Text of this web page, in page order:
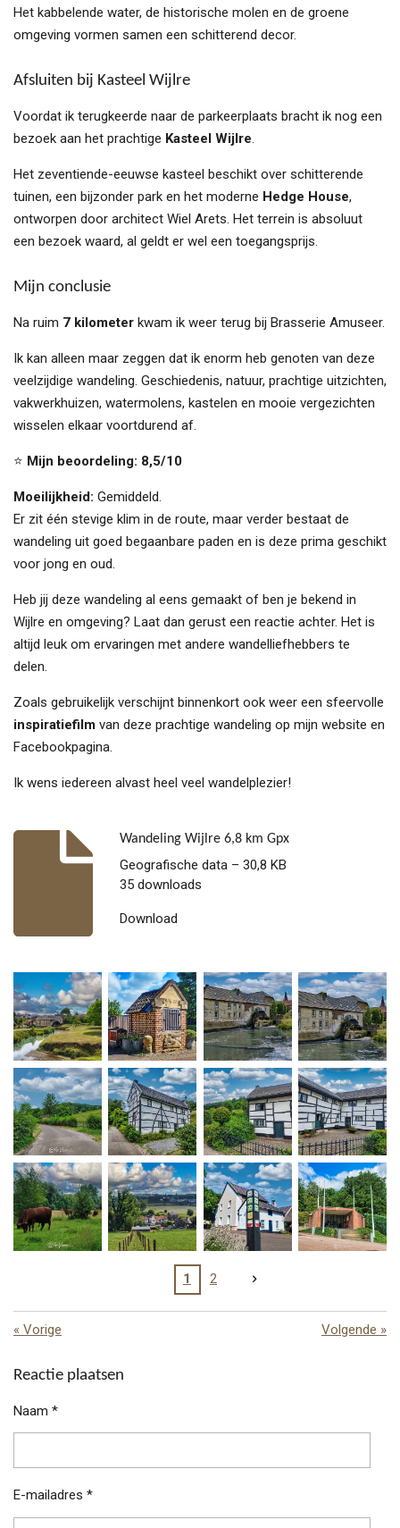
Het kabbelende water, de historische molen en de groene
omgeving vormen samen een schitterend decor.
Afsluiten bij Kasteel Wijlre
Voordat ik terugkeerde naar de parkeerplaats bracht ik nog een
bezoek aan het prachtige Kasteel Wijlre.
Het zeventiende-eeuwse kasteel beschikt over schitterende
tuinen, een bijzonder park en het moderne Hedge House,
ontworpen door architect Wiel Arets. Het terrein is absoluut
een bezoek waard, al geldt er wel een toegangsprijs.
Mijn conclusie
Na ruim 7 kilometer kwam ik weer terug bij Brasserie Amuseer.
Ik kan alleen maar zeggen dat ik enorm heb genoten van deze
veelzijdige wandeling. Geschiedenis, natuur, prachtige uitzichten,
vakwerkhuizen, watermolens, kastelen en mooie vergezichten
wisselen elkaar voortdurend af.
⭐ Mijn beoordeling: 8,5/10
Moeilijkheid: Gemiddeld.
Er zit één stevige klim in de route, maar verder bestaat de
wandeling uit goed begaanbare paden en is deze prima geschikt
voor jong en oud.
Heb jij deze wandeling al eens gemaakt of ben je bekend in
Wijlre en omgeving? Laat dan gerust een reactie achter. Het is
altijd leuk om ervaringen met andere wandelliefhebbers te
delen.
Zoals gebruikelijk verschijnt binnenkort ook weer een sfeervolle
inspiratiefilm van deze prachtige wandeling op mijn website en
Facebookpagina.
Ik wens iedereen alvast heel veel wandelplezier!
Wandeling Wijlre 6,8 km Gpx
Geografische data – 30,8 KB
35 downloads
Download
1 2
« Vorige Volgende »
Reactie plaatsen
Naam *
E-mailadres *